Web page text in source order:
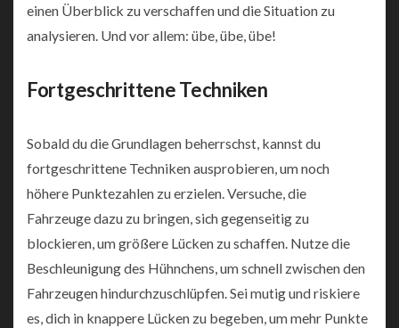
einen Überblick zu verschaffen und die Situation zu
analysieren. Und vor allem: übe, übe, übe!
Fortgeschrittene Techniken
Sobald du die Grundlagen beherrschst, kannst du
fortgeschrittene Techniken ausprobieren, um noch
höhere Punktezahlen zu erzielen. Versuche, die
Fahrzeuge dazu zu bringen, sich gegenseitig zu
blockieren, um größere Lücken zu schaffen. Nutze die
Beschleunigung des Hühnchens, um schnell zwischen den
Fahrzeugen hindurchzuschlüpfen. Sei mutig und riskiere
es, dich in knappere Lücken zu begeben, um mehr Punkte